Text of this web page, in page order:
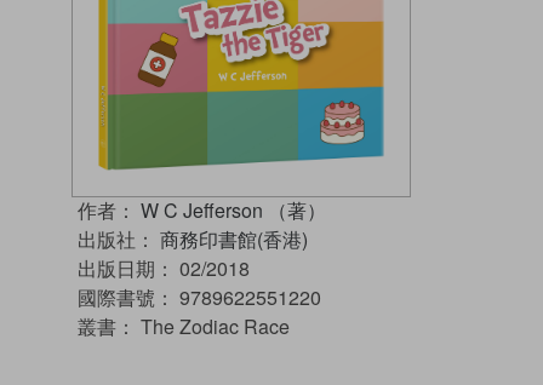
作者： W C Jefferson （著）
出版社： 商務印書館(香港)
出版日期： 02/2018
國際書號： 9789622551220
叢書： The Zodiac Race